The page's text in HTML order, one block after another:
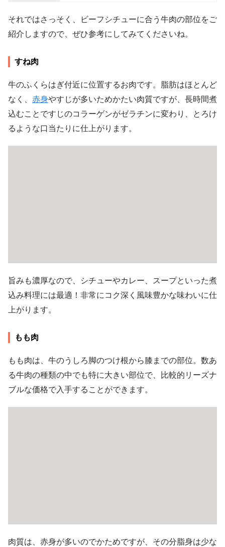
それではさっそく、ビーフシチューに合う牛肉の部位をご
紹介しますので、ぜひ参考にしてみてくださいね。
すね肉
牛のふくらはぎ付近に位置するお肉です。脂肪はほとんど
なく、 赤身やすじが多いためかたい肉質ですが、長時間煮
込むことですじのコラーゲンがゼラチンに変わり、とろけ
るような口当たりに仕上がります。
旨みも濃厚なので、シチューやカレー、スープといった煮
込み料理には最適！非常にコク深く風味豊かな味わいに仕
上がります。
もも肉
もも肉は、牛のうしろ脚のつけ根から膝までの部位。数あ
る牛肉の種類の中でも特に大きい部位で、比較的リーズナ
ブルな価格で入手することができます。
肉質は、赤身が多いのでかためですが、その分脂身は少な